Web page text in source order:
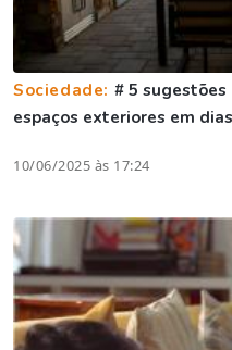
Sociedade: # 5
espaços exteriores em
10/06/2025 às 17:24